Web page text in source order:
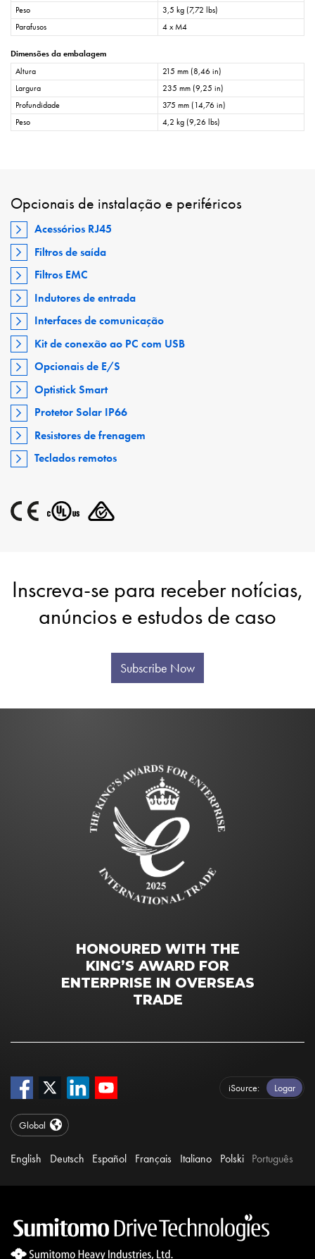
Peso
3,5 kg (7,72 lbs)
Parafusos
4 x M4
Dimensões da embalagem
Altura
215 mm (8,46 in)
Largura
235 mm (9,25 in)
Profundidade
375 mm (14,76 in)
Peso
4,2 kg (9,26 lbs)
Opcionais de instalação e periféricos
Acessórios RJ45
Filtros de saída
Filtros EMC
Indutores de entrada
Interfaces de comunicação
Kit de conexão ao PC com USB
Opcionais de E/S
Optistick Smart
Protetor Solar IP66
Resistores de frenagem
Teclados remotos
Inscreva-se para receber notícias,
anúncios e estudos de caso
Subscribe Now
HONOURED WITH THE
KING’S AWARD FOR
ENTERPRISE IN OVERSEAS
TRADE
iSource Logar
Global
English Deutsch Español Français Italiano Polski Português